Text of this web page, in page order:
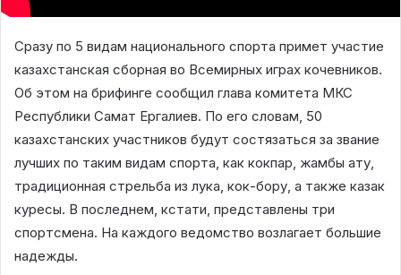
Сразу по 5 видам национального спорта примет участие
казахстанская сборная во Всемирных играх кочевников.
Об этом на брифинге сообщил глава комитета МКС
Республики Самат Ергалиев. По его словам, 50
казахстанских участников будут состязаться за звание
лучших по таким видам спорта, как кокпар, жамбы ату,
традиционная стрельба из лука, кок-бору, а также казак
куресы. В последнем, кстати, представлены три
спортсмена. На каждого ведомство возлагает большие
надежды.